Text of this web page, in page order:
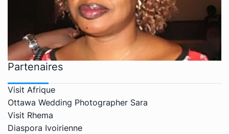
Partenaires
Visit Afrique
Ottawa Wedding Photographer Sara
Visit Rhema
Diaspora Ivoirienne